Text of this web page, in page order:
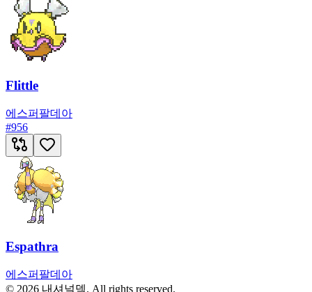
Flittle
에스퍼 팔데아
#956
Espathra
에스퍼 팔데아
© 2026 내셔널덱. All rights reserved.